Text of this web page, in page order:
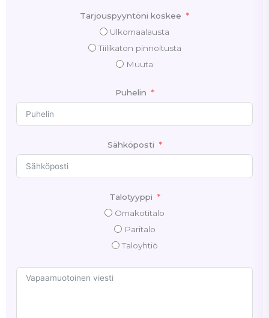
Tarjouspyyntöni koskee
Ulkomaalausta
Tiilikaton pinnoitusta
Muuta
Puhelin
Sähköposti
Talotyyppi
Omakotitalo
Paritalo
Taloyhtiö